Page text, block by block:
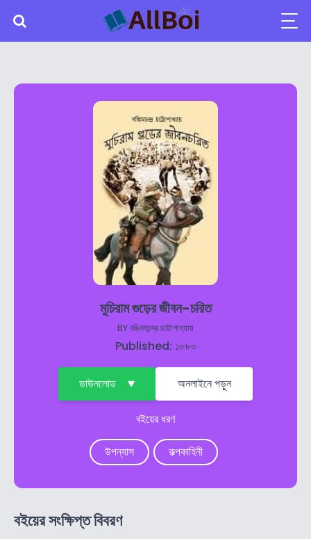
মুচিরাম গুড়ের জীবন-চরিত
BYবঙ্কিমচন্দ্র চট্টোপাধ্যায়
Published: ১৮৮০
ডাউনলোড অনলাইনে পড়ুন
বইয়ের ধরণ
উপন্যাস কল্পকাহিনী
বইয়ের সংক্ষিপ্ত বিবরণ